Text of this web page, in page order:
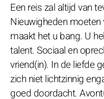
Een reis zal altijd van
Nieuwigheden
maakt het u bang. U
talent. Sociaal en
vriend(in). In de liefde
zich niet lichtzinnig
goed doordacht.